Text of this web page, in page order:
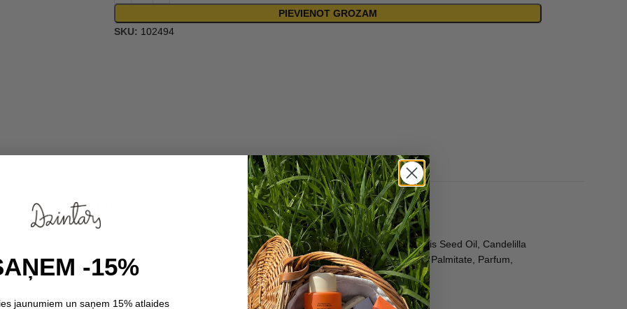
PIEVIENOT GROZAM
SKU: 102494
SASTĀVDAĻAS
Parkii Butter, C12-18 Alkanoyl Glycerin/Sebacic Acid Copolymer, Ricinus Communis Seed Oil, Candelilla
Acetate, Retinyl Palmitate, Tocopherol, Lecithin, Helianthus Annuus Seed Oil, Ascorbyl Palmitate, Parfum,
Rose Ketones.
-15%
jaunumiem un saņem 15% atlaides